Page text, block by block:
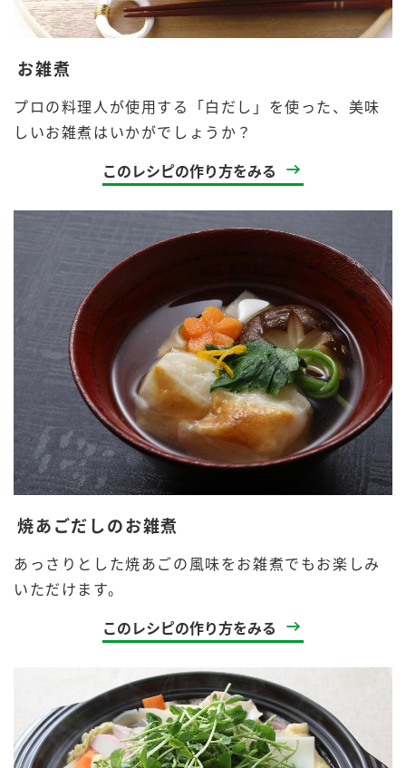
お雑煮
プロの料理人が使用する「白だし」を使った、美味
しいお雑煮はいかがでしょうか？
このレシピの作り方をみる
焼あごだしのお雑煮
あっさりとした焼あごの風味をお雑煮でもお楽しみ
いただけます。
このレシピの作り方をみる